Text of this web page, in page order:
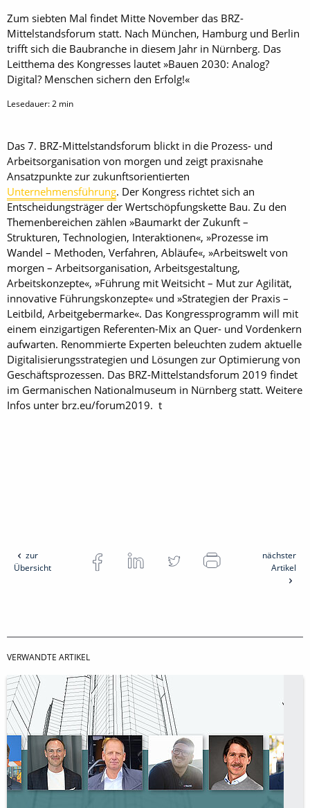
Zum siebten Mal findet Mitte November das BRZ-
Mittelstandsforum statt. Nach München, Hamburg und Berlin
trifft sich die Baubranche in diesem Jahr in Nürnberg. Das
Leitthema des Kongresses lautet »Bauen 2030: Analog?
Digital? Menschen sichern den Erfolg!«
Lesedauer:2 min
Das 7. BRZ-Mittelstandsforum blickt in die Prozess- und
Arbeitsorganisation von morgen und zeigt praxisnahe
Ansatzpunkte zur zukunftsorientierten
Unternehmensführung. Der Kongress richtet sich an
Entscheidungsträger der Wertschöpfungskette Bau. Zu den
Themenbereichen zählen »Baumarkt der Zukunft –
Strukturen, Technologien, Interaktionen«, »Prozesse im
Wandel – Methoden, Verfahren, Abläufe«, »Arbeitswelt von
morgen – Arbeitsorganisation, Arbeitsgestaltung,
Arbeitskonzepte«, »Führung mit Weitsicht – Mut zur Agilität,
innovative Führungskonzepte« und »Strategien der Praxis –
Leitbild, Arbeitgebermarke«. Das Kongressprogramm will mit
einem einzigartigen Referenten-Mix an Quer- und Vordenkern
aufwarten. Renommierte Experten beleuchten zudem aktuelle
Digitalisierungsstrategien und Lösungen zur Optimierung von
Geschäftsprozessen. Das BRZ-Mittelstandsforum 2019 findet
im Germanischen Nationalmuseum in Nürnberg statt. Weitere
Infos unter brz.eu/forum2019. t
zur
Übersicht
nächster
Artikel
VERWANDTE ARTIKEL